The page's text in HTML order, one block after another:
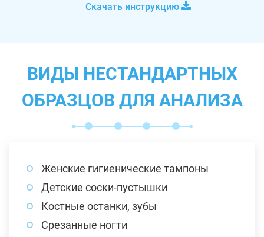
Скачать инструкцию
ВИДЫ НЕСТАНДАРТНЫХ
ОБРАЗЦОВ ДЛЯ АНАЛИЗА
Женские гигиенические тампоны
Детские соски-пустышки
Костные останки, зубы
Срезанные ногти